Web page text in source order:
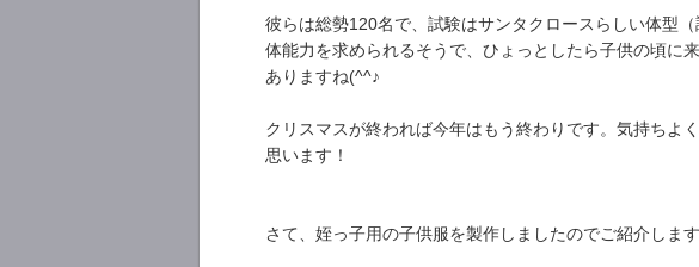
彼らは総勢120名で、試験はサンタクロースらしい体型
体能力を求められるそうで、ひょっとしたら子供の頃に
ありますね(^^♪
クリスマスが終われば今年はもう終わりです。気持ちよ
思います！
さて、姪っ子用の子供服を製作しましたのでご紹介します